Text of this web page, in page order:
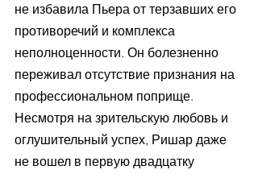
не избавила Пьера от терзавших его
противоречий и комплекса
неполноценности. Он болезненно
переживал отсутствие признания на
профессиональном поприще.
Несмотря на зрительскую любовь и
оглушительный успех, Ришар даже
не вошел в первую двадцатку